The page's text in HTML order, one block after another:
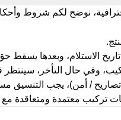
نوضح لكم شروط
.
الاستلام، وبعدها يسقط
وفي حال التأخر،
/ أمن)، يجب التنسيق
تركيب معتمدة ومتعاقدة